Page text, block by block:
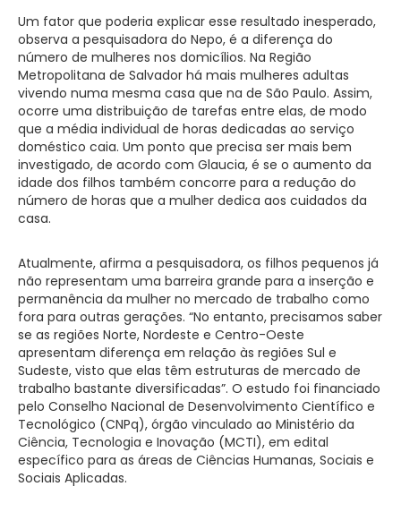
Um fator que poderia explicar esse resultado inesperado,
observa a pesquisadora do Nepo, é a diferença do
número de mulheres nos domicílios. Na Região
Metropolitana de Salvador há mais mulheres adultas
vivendo numa mesma casa que na de São Paulo. Assim,
ocorre uma distribuição de tarefas entre elas, de modo
que a média individual de horas dedicadas ao serviço
doméstico caia. Um ponto que precisa ser mais bem
investigado, de acordo com Glaucia, é se o aumento da
idade dos filhos também concorre para a redução do
número de horas que a mulher dedica aos cuidados da
casa.
Atualmente, afirma a pesquisadora, os filhos pequenos já
não representam uma barreira grande para a inserção e
permanência da mulher no mercado de trabalho como
fora para outras gerações. “No entanto, precisamos saber
se as regiões Norte, Nordeste e Centro-Oeste
apresentam diferença em relação às regiões Sul e
Sudeste, visto que elas têm estruturas de mercado de
trabalho bastante diversificadas”. O estudo foi financiado
pelo Conselho Nacional de Desenvolvimento Científico e
Tecnológico (CNPq), órgão vinculado ao Ministério da
Ciência, Tecnologia e Inovação (MCTI), em edital
específico para as áreas de Ciências Humanas, Sociais e
Sociais Aplicadas.